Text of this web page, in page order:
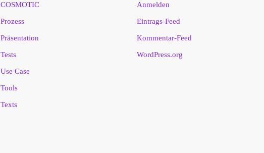
COSMOTIC
Prozess
Präsentation
Tests
Use Case
Tools
Texts
Anmelden
Eintrags-Feed
Kommentar-Feed
WordPress.org